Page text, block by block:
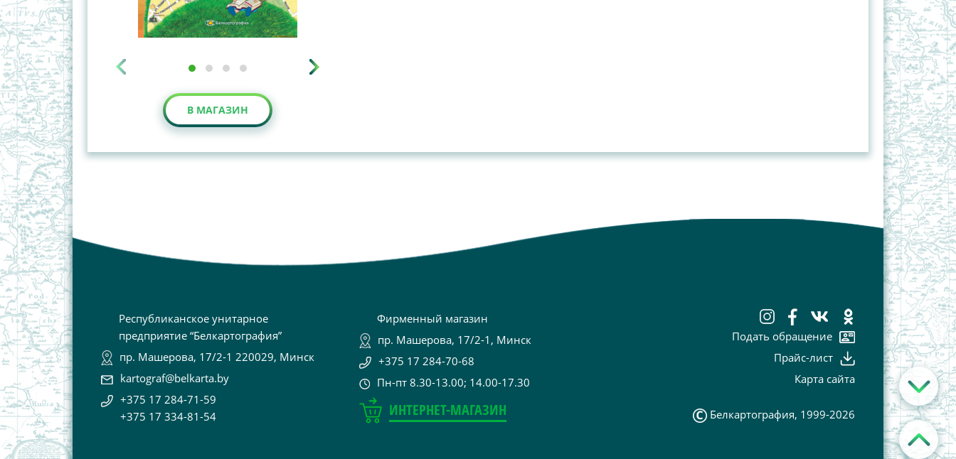
В МАГАЗИН
Республиканское унитарное
предприятие “Белкартография”
пр. Машерова, 17/2-1 220029, Минск
kartograf@belkarta.by
+375 17 284-71-59
+375 17 334-81-54
Фирменный магазин
пр. Машерова, 17/2-1, Минск
+375 17 284-70-68
Пн-пт 8.30-13.00; 14.00-17.30
ИНТЕРНЕТ-МАГАЗИН
Подать обращение
Прайс-лист
Карта сайта
Белкартография, 1999-2026